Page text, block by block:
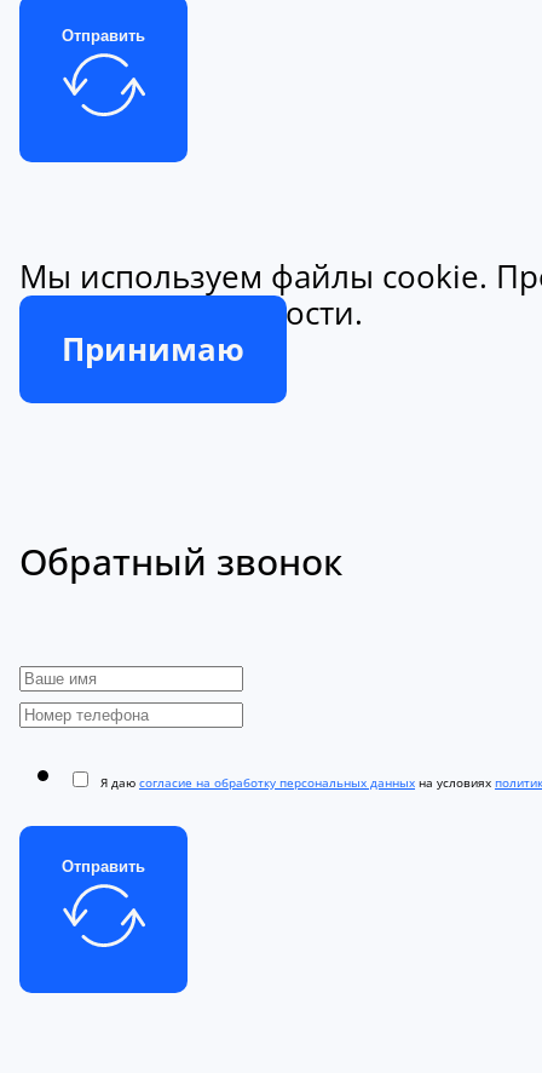
Отправить
Мы используем файлы cookie.
конфиденциальности.
Принимаю
Обратный звонок
Я даю согласие на обработку персональных данных на условиях
Отправить